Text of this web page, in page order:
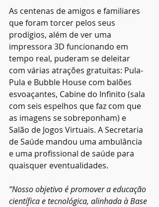
As centenas de amigos e familiares
que foram torcer pelos seus
prodígios, além de ver uma
impressora 3D funcionando em
tempo real, puderam se deleitar
com várias atrações gratuitas: Pula-
Pula e Bubble House com balões
esvoaçantes, Cabine do Infinito (sala
com seis espelhos que faz com que
as imagens se sobreponham) e
Salão de Jogos Virtuais. A Secretaria
de Saúde mandou uma ambulância
e uma profissional de saúde para
quaisquer eventualidades.
“Nosso objetivo é promover a educação
científica e tecnológica, alinhada à Base